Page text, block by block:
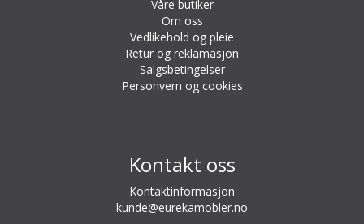
Våre butiker
Om oss
Vedlikehold og pleie
Retur og reklamasjon
Salgsbetingelser
Personvern og cookies
Kontakt oss
Kontaktinformasjon
kunde@eurekamobler.no